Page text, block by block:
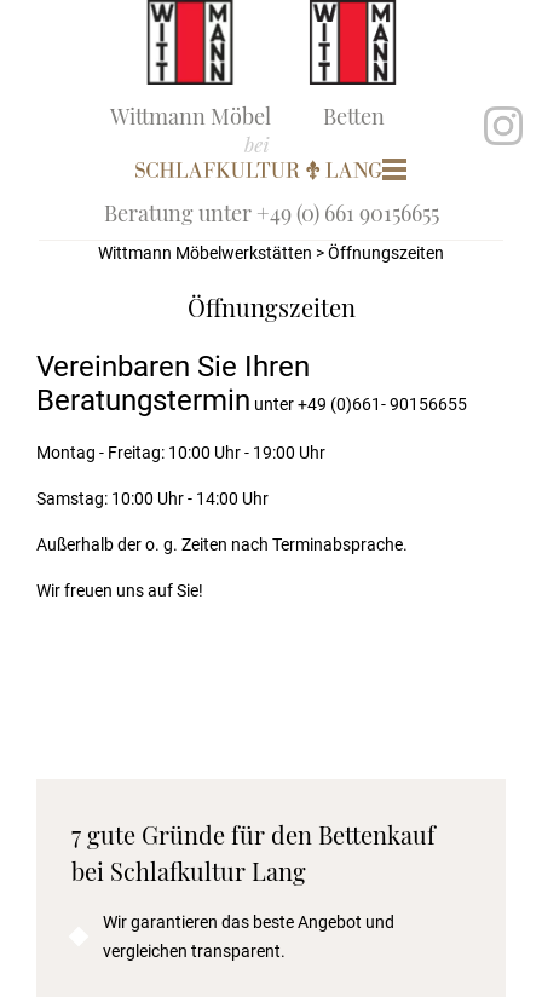
Wittmann Möbel Betten
Beratung unter +49 (0) 661 90156655
Wittmann Möbelwerkstätten > Öffnungszeiten
Öffnungszeiten
Vereinbaren Sie Ihren
Beratungstermin unter +49 (0)661- 90156655
Montag - Freitag: 10:00 Uhr - 19:00 Uhr
Samstag: 10:00 Uhr - 14:00 Uhr
Außerhalb der o. g. Zeiten nach Terminabsprache.
Wir freuen uns auf Sie!
7 gute Gründe für den Bettenkauf
bei Schlafkultur Lang
Wir garantieren das beste Angebot und
vergleichen transparent.